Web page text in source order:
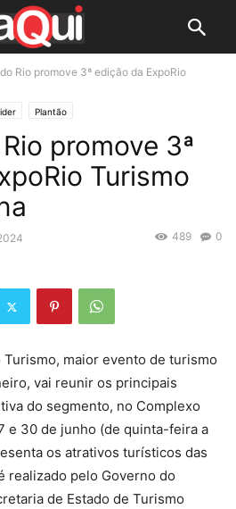
Rio promove 3ª edição da ExpoRio
Plantão
promove 3ª
Turismo
0
489
Turismo, maior evento de turismo
vai reunir os principais
do segmento, no Complexo
e 30 de junho (de quinta-feira a
os atrativos turísticos das
realizado pelo Governo do
de Estado de Turismo